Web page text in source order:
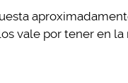
vale por tener en la